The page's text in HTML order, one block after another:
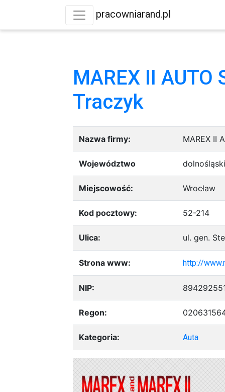
pracowniarand.pl
MAREX II AUTO
Traczyk
Nazwa firmy: MAREX II
Województwo
Miejscowość: Wrocław
Kod pocztowy: 52-214
Ulica: ul. gen.
Strona www: http://
NIP:
Regon:
Kategoria: Auta